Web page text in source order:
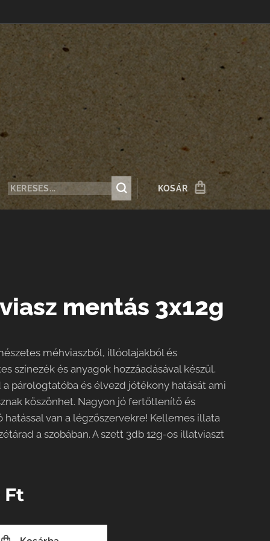
KOSÁR
mentás 3x12g
méhviaszból, illóolajakból és
színezék és anyagok hozzáadásával készül.
a párologtatóba és élvezd jótékony hatását ami
köszönhet. Nagyon jó fertőtlenítő és
hatással van a légzőszervekre! Kellemes illata
a szobában. A szett 3db 12g-os illatviaszt
Ft